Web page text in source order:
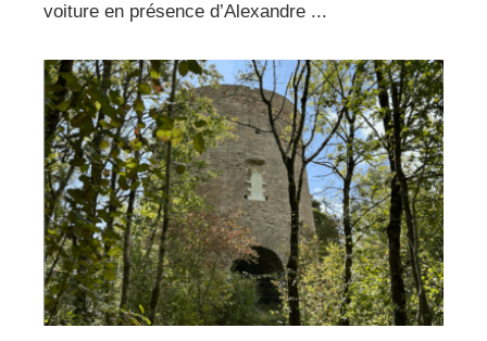
voiture en présence d’Alexandre ...